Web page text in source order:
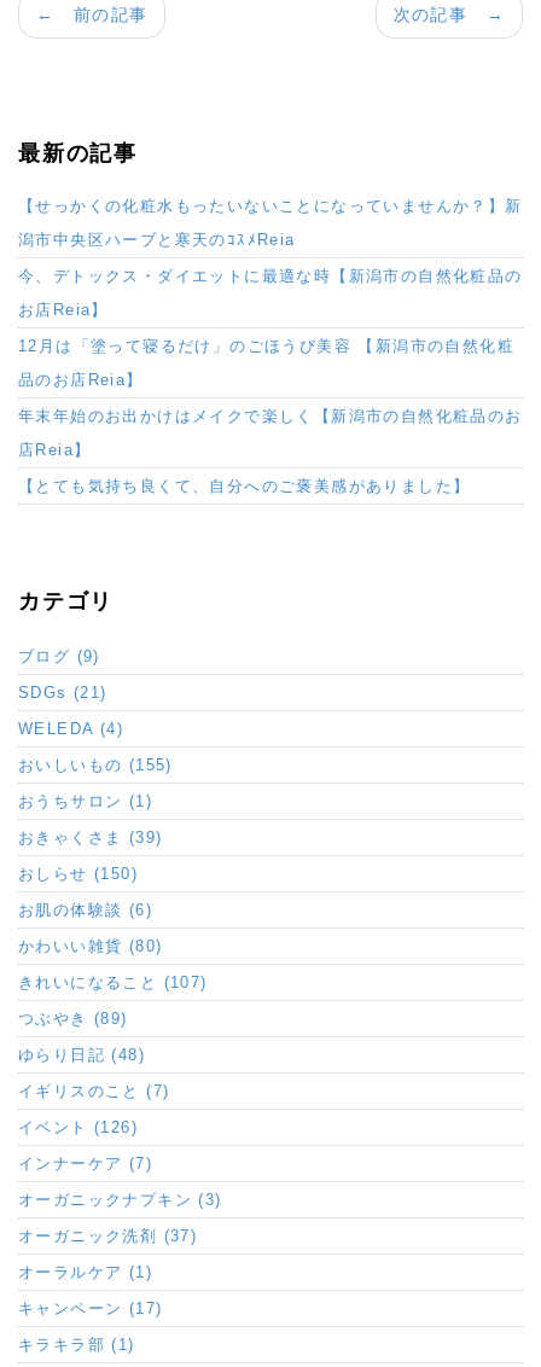
次の記事 →
← 前の記事
最新の記事
【せっかくの化粧水もったいないことになっていませんか？】新
潟市中央区ハーブと寒天のｺｽﾒReia
今、デトックス・ダイエットに最適な時【新潟市の自然化粧品の
お店Reia】
12月は「塗って寝るだけ」のごほうび美容 【新潟市の自然化粧
品のお店Reia】
年末年始のお出かけはメイクで楽しく【新潟市の自然化粧品のお
店Reia】
【とても気持ち良くて、自分へのご褒美感がありました】
カテゴリ
ブログ (9)
SDGs (21)
WELEDA (4)
おいしいもの (155)
おうちサロン (1)
おきゃくさま (39)
おしらせ (150)
お肌の体験談 (6)
かわいい雑貨 (80)
きれいになること (107)
つぶやき (89)
ゆらり日記 (48)
イギリスのこと (7)
イベント (126)
インナーケア (7)
オーガニックナプキン (3)
オーガニック洗剤 (37)
オーラルケア (1)
キャンペーン (17)
キラキラ部 (1)